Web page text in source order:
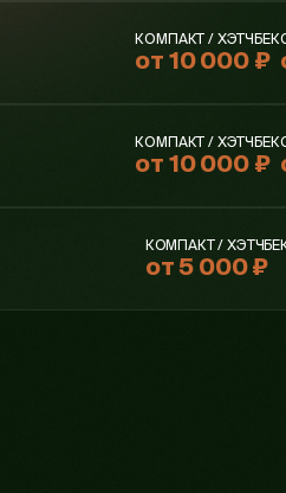
КОМПАКТ / ХЭТЧБЕК
от 10 000 ₽
КОМПАКТ / ХЭТЧБЕК
от 10 000 ₽
КОМПАКТ /
от 5 000 ₽